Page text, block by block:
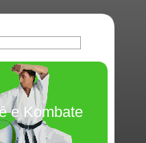
e Kombate